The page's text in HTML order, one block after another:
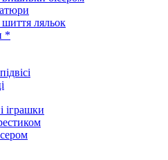
ляльок
*
іграшки